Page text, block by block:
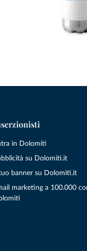
in Dolomiti
su Dolomiti.it
tuo banner su Dolomiti.it
marketing a 100.000